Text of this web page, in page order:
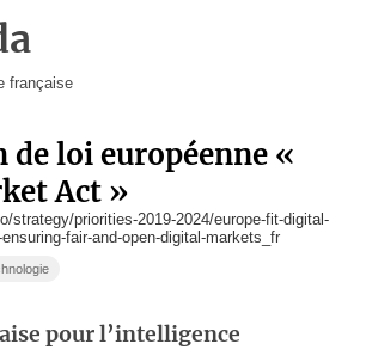
française
Act »
strategy/priorities-2019-2024/europe-fit-digital-
fair-and-open-digital-markets_fr
pour l’intelligence